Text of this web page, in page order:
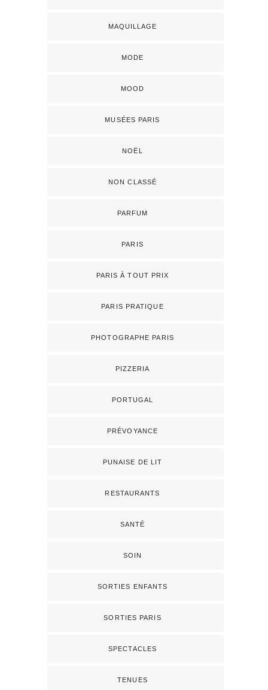
MAQUILLAGE
MODE
MOOD
MUSÉES PARIS
NOËL
NON CLASSÉ
PARFUM
PARIS
PARIS À TOUT PRIX
PARIS PRATIQUE
PHOTOGRAPHE PARIS
PIZZERIA
PORTUGAL
PRÉVOYANCE
PUNAISE DE LIT
RESTAURANTS
SANTÉ
SOIN
SORTIES ENFANTS
SORTIES PARIS
SPECTACLES
TENUES